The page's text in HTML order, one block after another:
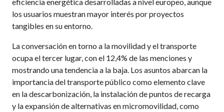
los usuarios muestran mayor interés por proyectos
tangibles en su entorno.
La conversación en torno a la movilidad y el transporte
ocupa el tercer lugar, con el 12,4% de las menciones y
mostrando una tendencia a la baja. Los asuntos abarcan la
importancia del transporte público como elemento clave
en la descarbonización, la instalación de puntos de recarga
y la expansión de alternativas en micromovilidad, como